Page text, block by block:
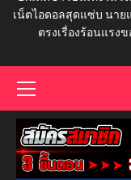
เน็ตไอดอลสุดแซ่บ นา
ตรงเรื่องร้อนแรง
Menu